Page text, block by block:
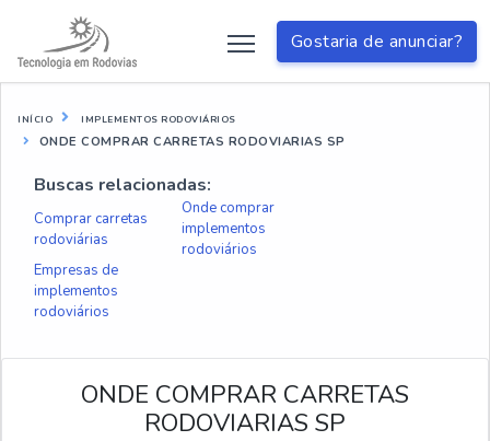
Gostaria de anunciar?
INÍCIO IMPLEMENTOS RODOVIÁRIOS
ONDE COMPRAR CARRETAS RODOVIARIAS SP
Buscas relacionadas:
Comprar carretas
rodoviárias
Onde comprar
implementos
rodoviários
Empresas de
implementos
rodoviários
ONDE COMPRAR CARRETAS
RODOVIARIAS SP